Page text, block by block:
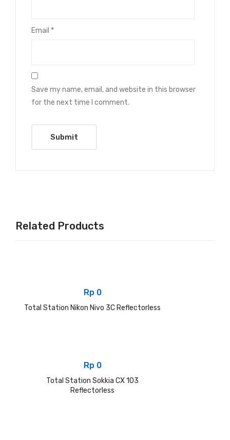
Email *
Save my name, email, and website in this browser
for the next time I comment.
Related Products
Rp 0
Total Station Nikon Nivo 3C Reflectorless
Rp 0
Total Station Sokkia CX 103
Reflectorless